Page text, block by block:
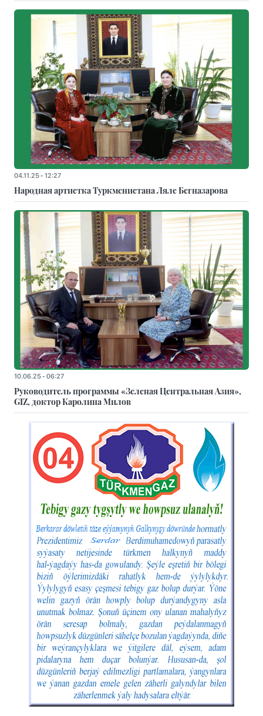
04.11.25 - 12:27
Народная артистка Туркменистана Ляле Бегназарова
10.06.25 - 06:27
Руководитель программы «Зеленая Центральная Азия»,
GIZ, доктор Каролина Милов